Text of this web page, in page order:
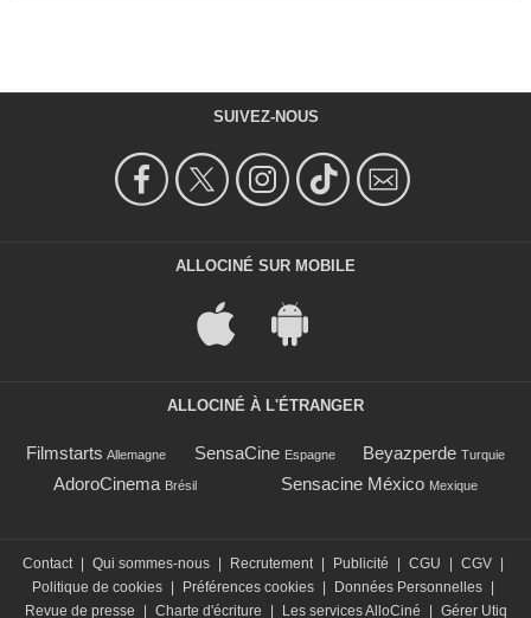
SUIVEZ-NOUS
ALLOCINÉ SUR MOBILE
ALLOCINÉ À L'ÉTRANGER
Filmstarts Allemagne SensaCine Espagne Beyazperde Turquie
AdoroCinema Brésil Sensacine México Mexique
Contact Qui sommes-nous Recrutement Publicité CGU CGV
Politique de cookies
Préférences cookies Données Personnelles
Revue de presse
Charte d'écriture Les services AlloCiné Gérer Utiq